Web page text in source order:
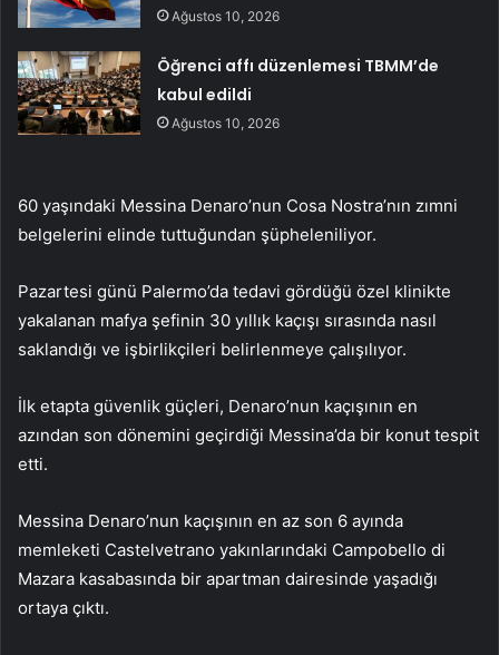
Ağustos 10, 2026
Öğrenci affı düzenlemesi TBMM’de
kabul edildi
Ağustos 10, 2026
60 yaşındaki Messina Denaro’nun Cosa Nostra’nın zımni
belgelerini elinde tuttuğundan şüpheleniliyor.
Pazartesi günü Palermo’da tedavi gördüğü özel klinikte
yakalanan mafya şefinin 30 yıllık kaçışı sırasında nasıl
saklandığı ve işbirlikçileri belirlenmeye çalışılıyor.
İlk etapta güvenlik güçleri, Denaro’nun kaçışının en
azından son dönemini geçirdiği Messina’da bir konut tespit
etti.
Messina Denaro’nun kaçışının en az son 6 ayında
memleketi Castelvetrano yakınlarındaki Campobello di
Mazara kasabasında bir apartman dairesinde yaşadığı
ortaya çıktı.